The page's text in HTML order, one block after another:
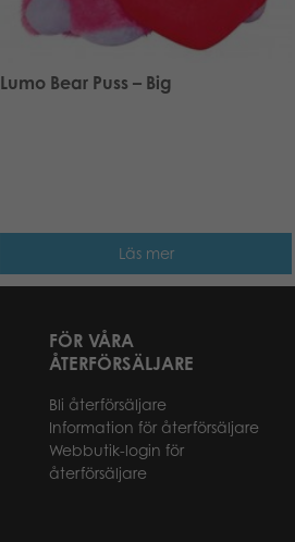
Lumo Bear Puss – Big
Läs mer
FÖR VÅRA
ÅTERFÖRSÄLJARE
Bli återförsäljare
Information för återförsäljare
Webbutik-login för
återförsäljare